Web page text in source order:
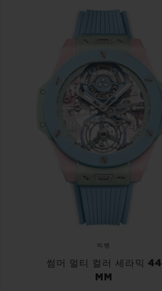
빅뱅
썸머 멀티 컬러 세라믹 44
MM